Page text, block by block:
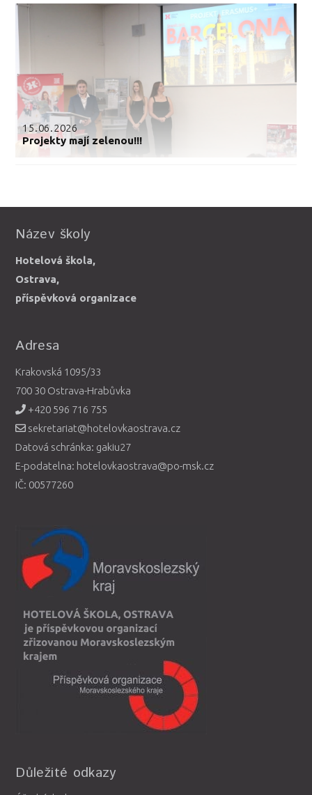
15.06.2026
Projekty mají zelenou!!!
Název školy
Hotelová škola,
Ostrava,
příspěvková organizace
Adresa
Krakovská 1095/33
700 30 Ostrava-Hrabůvka
+420 596 716 755
sekretariat@hotelovkaostrava.cz
Datová schránka: gakiu27
E-podatelna: hotelovkaostrava@po-msk.cz
IČ: 00577260
Důležité odkazy